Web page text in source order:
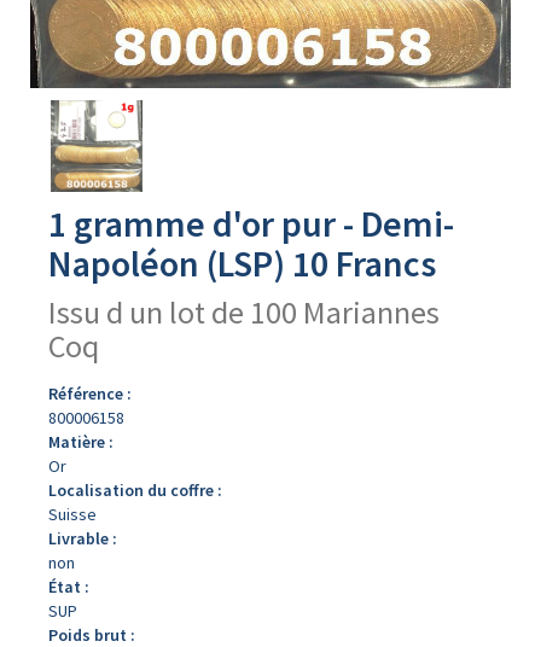
Avers
produit
1 gramme d'or pur - Demi-
Napoléon (LSP) 10 Francs
Issu d un lot de 100 Mariannes
Coq
Référence :
800006158
Matière :
Or
Localisation du coffre :
Suisse
Livrable :
non
État :
SUP
Poids brut :